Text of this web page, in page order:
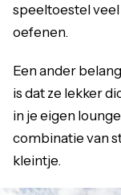
speeltoestel
oefenen.
Een ander
is dat ze lekker
in je eigen
combinatie van
kleintje.